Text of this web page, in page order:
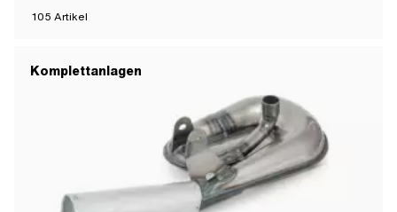
105 Artikel
Komplettanlagen